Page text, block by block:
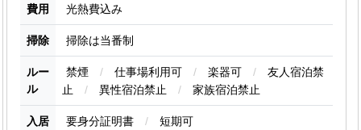
費用 光熱費込み
掃除 掃除は当番制
ルー
ル
禁煙 / 仕事場利用可 / 楽器可 /
友人宿泊禁
止
/ 異性宿泊禁止 / 家族宿泊禁止
入居 要身分証明書 / 短期可